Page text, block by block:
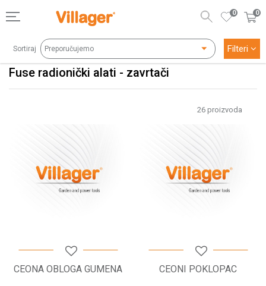
0
0
Fuse radionički alati - zavrtači
Sortiraj Filteri
26 proizvoda
CEONA OBLOGA GUMENA CEONI POKLOPAC